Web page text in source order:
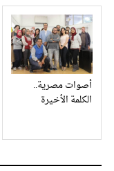
أصوات مصرية..
الكلمة الأخيرة